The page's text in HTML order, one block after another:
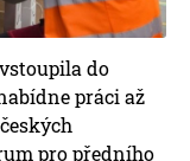
do
práci až
pro předního